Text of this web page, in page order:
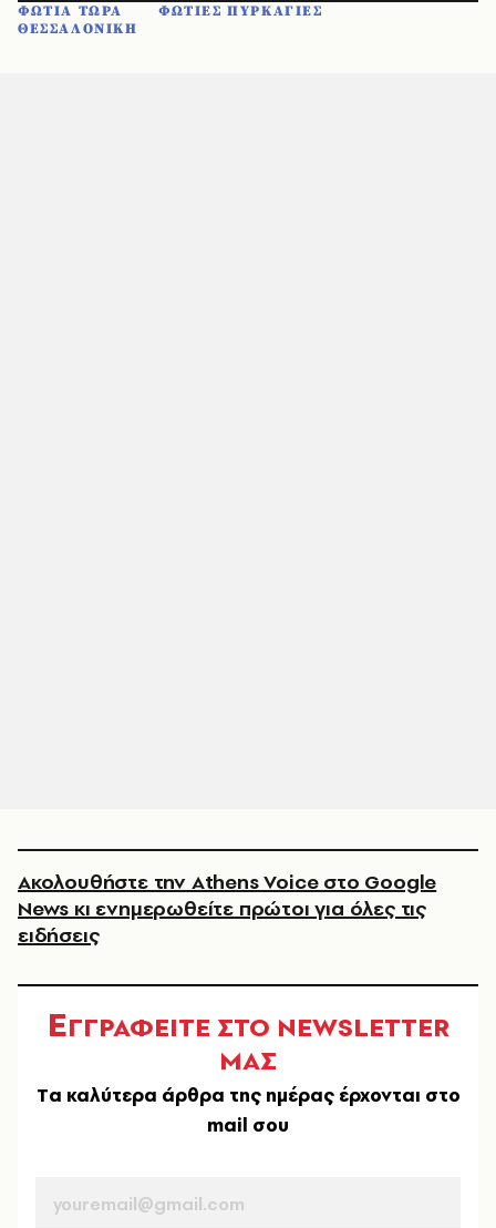
ΦΩΤΙΑ ΤΩΡΑ
ΦΩΤΙΕΣ ΠΥΡΚΑΓΙΕΣ
ΘΕΣΣΑΛΟΝΙΚΗ
Ακολουθήστε την Athens Voice στο Google
News κι ενημερωθείτε πρώτοι για όλες τις
ειδήσεις
ΕΓΓΡΑΦΕΙΤΕ ΣΤΟ NEWSLETTER
ΜΑΣ
Tα καλύτερα άρθρα της ημέρας έρχονται στο
mail σου